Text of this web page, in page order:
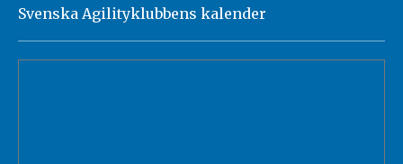
Svenska Agilityklubbens kalender